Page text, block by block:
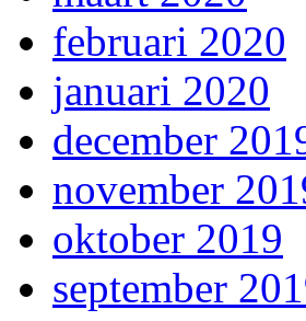
februari 2020
januari 2020
december
november
oktober 2019
september